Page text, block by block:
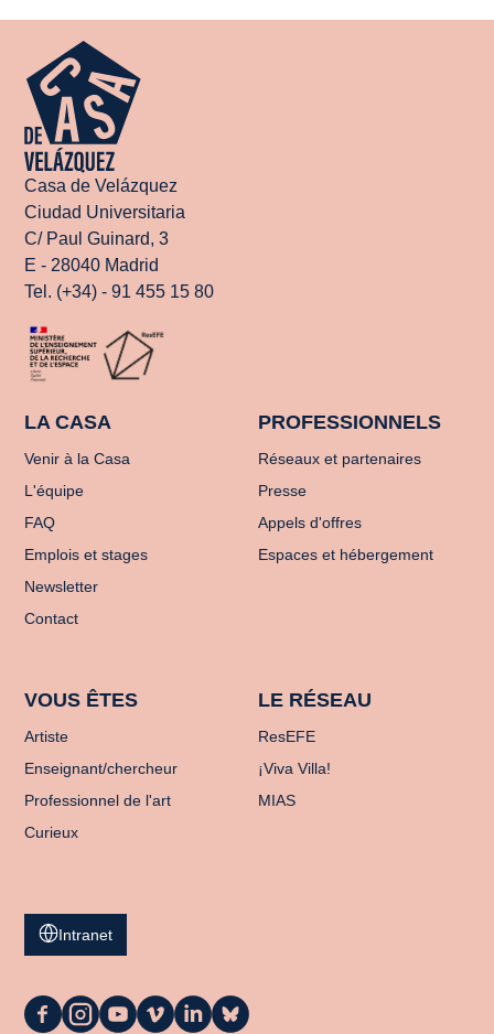
Casa de Velázquez
Ciudad Universitaria
C/ Paul Guinard, 3
E - 28040 Madrid
Tel. (+34) - 91 455 15 80
LA CASA
Venir à la Casa
L'équipe
FAQ
Emplois et stages
Newsletter
Contact
PROFESSIONNELS
Réseaux et partenaires
Presse
Appels d'offres
Espaces et hébergement
VOUS ÊTES
Artiste
Enseignant/chercheur
Professionnel de l'art
Curieux
LE RÉSEAU
ResEFE
¡Viva Villa!
MIAS
Intranet
La
La
La
La
La
La